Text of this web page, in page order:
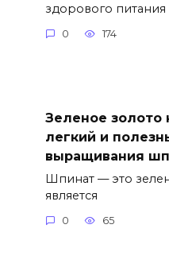
здорового питания
0 174
Зеленое золото
легкий и
выращивания
Шпинат — это
является
0 65